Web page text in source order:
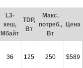
L3-
кеш,
Мбайт
TDP,
Вт
Макс.
потреб.,
Вт
Цена
36 125 250 $589